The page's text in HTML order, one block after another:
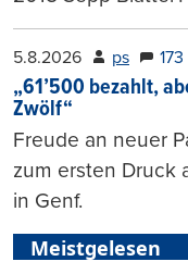
5.8.2026 ps
„61’500 bezahlt,
Zwölf“
Freude an neuer
zum ersten Druck
in Genf.
Meistgelesen